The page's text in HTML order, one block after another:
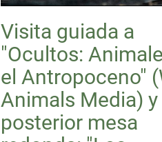
Visita guiada a
"Ocultos:
el Antropoceno"
Animals Media) y
posterior mesa